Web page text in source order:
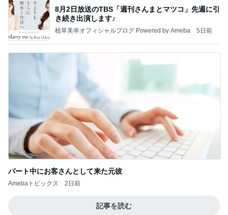
8月2日放送のTBS「週刊さんまとマツコ」先週に引
き続き出演します♪
植草美幸オフィシャルブログ Powered by Ameba 5日前
パート中にお客さんとして来た元彼
Amebaトピックス 2日前
記事を読む